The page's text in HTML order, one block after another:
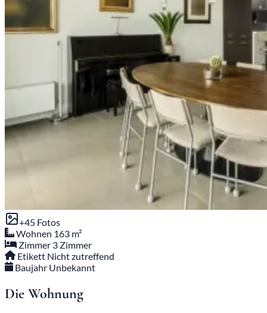
+45 Fotos
Wohnen 163 m²
Zimmer 3 Zimmer
Etikett Nicht zutreffend
Baujahr Unbekannt
Die Wohnung